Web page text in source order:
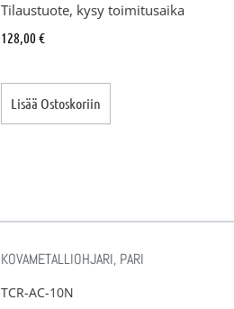
Tilaustuote, kysy toimitusaika
128,00 €
Lisää Ostoskoriin
KOVAMETALLIOHJARI, PARI
TCR-AC-10N